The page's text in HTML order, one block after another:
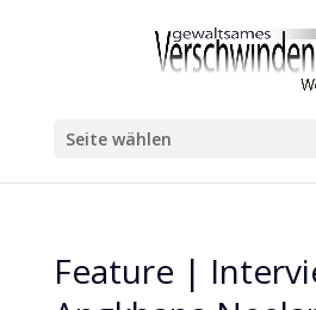
Seite wählen
Feature |